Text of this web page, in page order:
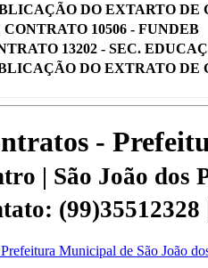
DO EXTARTO DE
10506 - FUNDEB
13202 - SEC.
DO EXTRATO DE
-
| São João dos
(99)35512328
Municipal de São João